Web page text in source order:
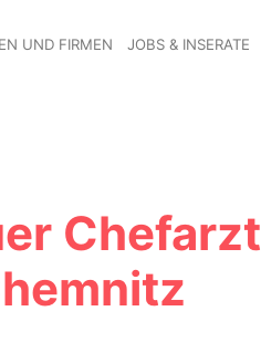
UND FIRMEN JOBS & INSERATE
Chefarzt